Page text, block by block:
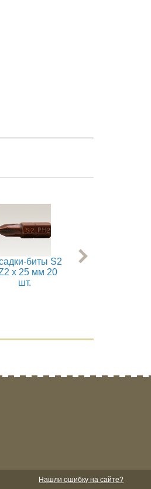
биты S2
x 25 мм 20
шт.
Насадки-биты
Нашли ошибку на сайте?